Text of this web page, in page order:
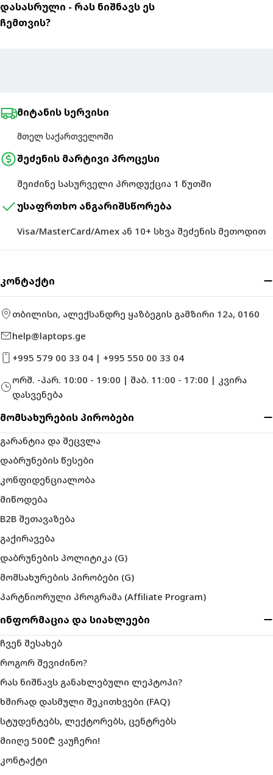
დასასრული - რას ნიშნავს ეს
ჩემთვის?
მიტანის სერვისი
მთელ საქართველოში
შეძენის მარტივი პროცესი
შეიძინე სასურველი პროდუქცია 1 წუთში
უსაფრთხო ანგარიშსწორება
Visa/MasterCard/Amex ან 10+ სხვა შეძენის მეთოდით
კონტაქტი
თბილისი, ალექსანდრე ყაზბეგის გამზირი 12ა, 0160
help@laptops.ge
+995 579 00 33 04 | +995 550 00 33 04
ორშ. -პარ. 10:00 - 19:00 | შაბ. 11:00 - 17:00 | კვირა
დასვენება
მომსახურების პირობები
გარანტია და შეცვლა
დაბრუნების წესები
კონფიდენციალობა
მიწოდება
B2B შეთავაზება
გაქირავება
დაბრუნების პოლიტიკა (G)
მომსახურების პირობები (G)
პარტნიორული პროგრამა (Affiliate Program)
ინფორმაცია და სიახლეები
ჩვენ შესახებ
როგორ შევიძინო?
რას ნიშნავს განახლებული ლეპტოპი?
ხშირად დასმული შეკითხვები (FAQ)
სტუდენტებს, ლექტორებს, ცენტრებს
მიიღე 500₾ ვაუჩერი!
კონტაქტი